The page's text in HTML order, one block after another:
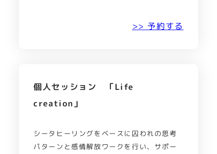
>> 予約する
個人セッション 「Life
creation」
シータヒーリングをベースに囚われの思考
パターンと感情解放ワークを行い、サポー